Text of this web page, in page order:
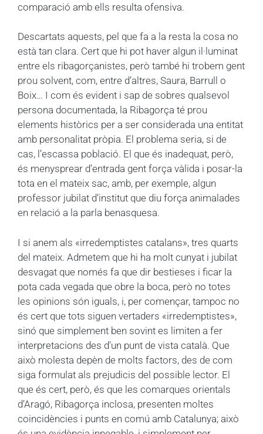
comparació amb ells resulta ofensiva.
Descartats aquests, pel que fa a la resta la cosa no
està tan clara. Cert que hi pot haver algun il·luminat
entre els ribagorçanistes, però també hi trobem gent
prou solvent, com, entre d’altres, Saura, Barrull o
Boix… I com és evident i sap de sobres qualsevol
persona documentada, la Ribagorça té prou
elements històrics per a ser considerada una entitat
amb personalitat pròpia. El problema seria, si de
cas, l’escassa població. El que és inadequat, però,
és menysprear d’entrada gent força vàlida i posar-la
tota en el mateix sac, amb, per exemple, algun
professor jubilat d’institut que diu força animalades
en relació a la parla benasquesa.
I si anem als «irredemptistes catalans», tres quarts
del mateix. Admetem que hi ha molt cunyat i jubilat
desvagat que només fa que dir bestieses i ficar la
pota cada vegada que obre la boca, però no totes
les opinions són iguals, i, per començar, tampoc no
és cert que tots siguen vertaders «irredemptistes»,
sinó que simplement ben sovint es limiten a fer
interpretacions des d’un punt de vista català. Que
això molesta depèn de molts factors, des de com
siga formulat als prejudicis del possible lector. El
que és cert, però, és que les comarques orientals
d’Aragó, Ribagorça inclosa, presenten moltes
coincidències i punts en comú amb Catalunya; això